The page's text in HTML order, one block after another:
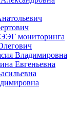
мониторинга
Владимировна
Евгеньевна